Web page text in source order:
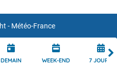
DEMAIN WEEK-END 7 JOURS
- Météo-France